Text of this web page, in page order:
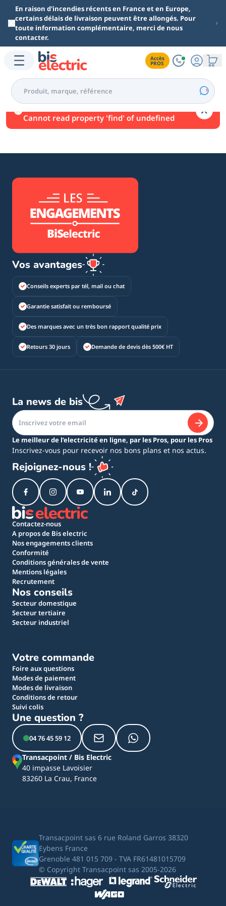
Aller au contenu principal
En raison d'incendies récents en France et en Europe,
certains délais de livraison peuvent être allongés. Pour
toute information complémentaire, merci de nous
contacter.
Accès
PROS
Une erreur est survenue.
Cannot read property 'find' of undefined
Vos avantages
Conseils experts par tél, mail ou chat
Garantie satisfait ou remboursé
Des marques avec un très bon rapport qualité prix
Retours 30 jours Demande de devis dès 500€ HT
La news de bis
Le meilleur de l’electricité en ligne, par les Pros, pour les Pros
Inscrivez-vous pour recevoir nos bons plans et nos actus.
Rejoignez-nous !
Contactez-nous
A propos de Bis electric
Nos engagements clients
Conformité
Conditions générales de vente
Mentions légales
Recrutement
Nos conseils
Secteur domestique
Secteur tertiaire
Secteur industriel
Votre commande
Foire aux questions
Modes de paiement
Modes de livraison
Conditions de retour
Suivi colis
Une question ?
04 76 45 59 12
Transacpoint / Bis Electric
40 impasse Lavoisier
83260 La Crau, France
Transacpoint sas 6 rue Roland Garros 38320
Eybens France
Grenoble 481 015 709 - TVA FR61481015709
© Copyright Transacpoint sas 2005-2026